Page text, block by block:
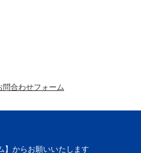
問合わせフォーム
】からお願いいたします